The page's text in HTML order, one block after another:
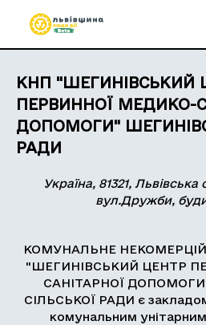
КНП "ШЕГИНІВСЬКИЙ
ПЕРВИННОЇ МЕДИКО-
ДОПОМОГИ"
РАДИ
Україна, 81321,
вул.Дружби,
КОМУНАЛЬНЕ
"ШЕГИНІВСЬКИЙ ЦЕНТР
САНІТАРНОЇ
СІЛЬСЬКОЇ РАДИ є
комунальним